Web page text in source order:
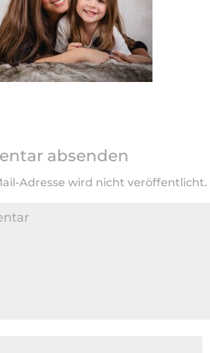
absenden
Adresse wird nicht veröffentlicht.